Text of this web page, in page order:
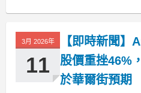
gap: 1rem
3月 2026年
11
【即時新聞】
股價重挫46%
於華爾街預期